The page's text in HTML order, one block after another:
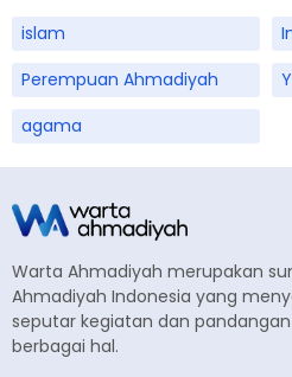
islam
Perempuan Ahmadiyah
agama
Warta Ahmadiyah merupakan
Ahmadiyah Indonesia yang
seputar kegiatan dan
berbagai hal.